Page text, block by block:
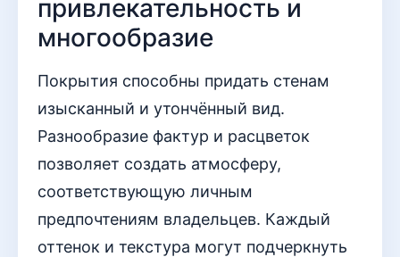
привлекательность и
многообразие
Покрытия способны придать стенам
изысканный и утончённый вид.
Разнообразие фактур и расцветок
позволяет создать атмосферу,
соответствующую личным
предпочтениям владельцев. Каждый
оттенок и текстура могут подчеркнуть